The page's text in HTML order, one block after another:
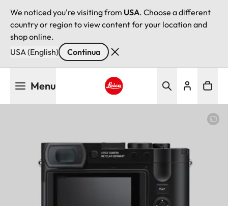
We noticed you're visiting from USA. Choose a different
country or region to view content for your location and
shop online.
USA (English)
Continua
Menu